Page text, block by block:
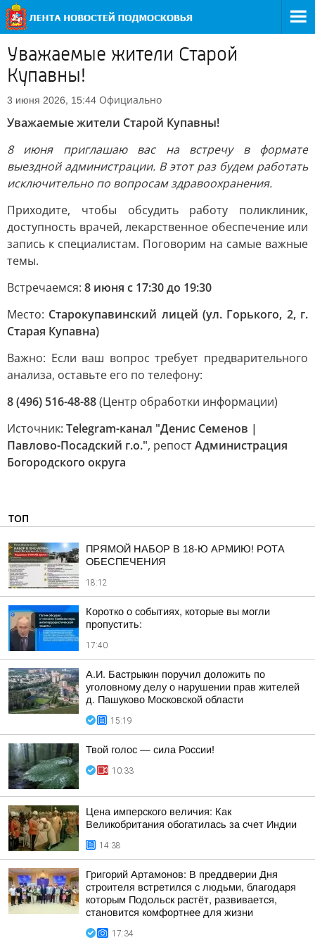
Уважаемые жители Старой
Купавны!
3 июня 2026, 15:44 Официально
Уважаемые жители Старой Купавны!
8 июня приглашаю вас на встречу в формате
выездной администрации. В этот раз будем работать
исключительно по вопросам здравоохранения.
Приходите, чтобы обсудить работу поликлиник,
доступность врачей, лекарственное обеспечение или
запись к специалистам. Поговорим на самые важные
темы.
Встречаемся: 8 июня с 17:30 до 19:30
Место: Старокупавинский лицей (ул. Горького, 2, г.
Старая Купавна)
Важно: Если ваш вопрос требует предварительного
анализа, оставьте его по телефону:
8 (496) 516-48-88(Центр обработки информации)
Источник: Telegram-канал "Денис Семенов |
Павлово-Посадский г.о.", репостАдминистрация
Богородского округа
ТОП
ПРЯМОЙ НАБОР В 18-Ю АРМИЮ! РОТА
ОБЕСПЕЧЕНИЯ
18:12
Коротко о событиях, которые вы могли
пропустить:
17:40
А.И. Бастрыкин поручил доложить по
уголовному делу о нарушении прав жителей
д. Пашуково Московской области
15:19
Твой голос — сила России!
10:33
Цена имперского величия: Как
Великобритания обогатилась за счет Индии
14:38
Григорий Артамонов: В преддверии Дня
строителя встретился с людьми, благодаря
которым Подольск растёт, развивается,
становится комфортнее для жизни
17:34